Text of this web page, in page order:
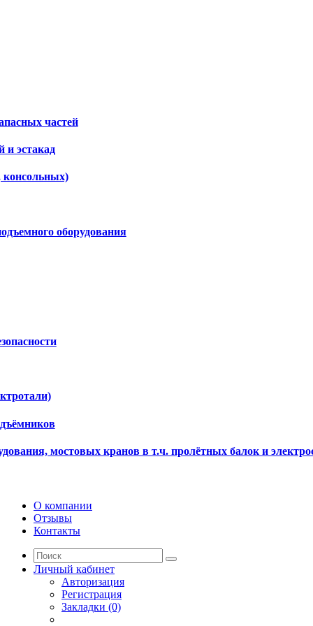
частей
и эстакад
консольных)
оборудования
мостовых кранов в т.ч. пролётных балок и
О компании
Отзывы
Контакты
Личный кабинет
Авторизация
Регистрация
Закладки (0)